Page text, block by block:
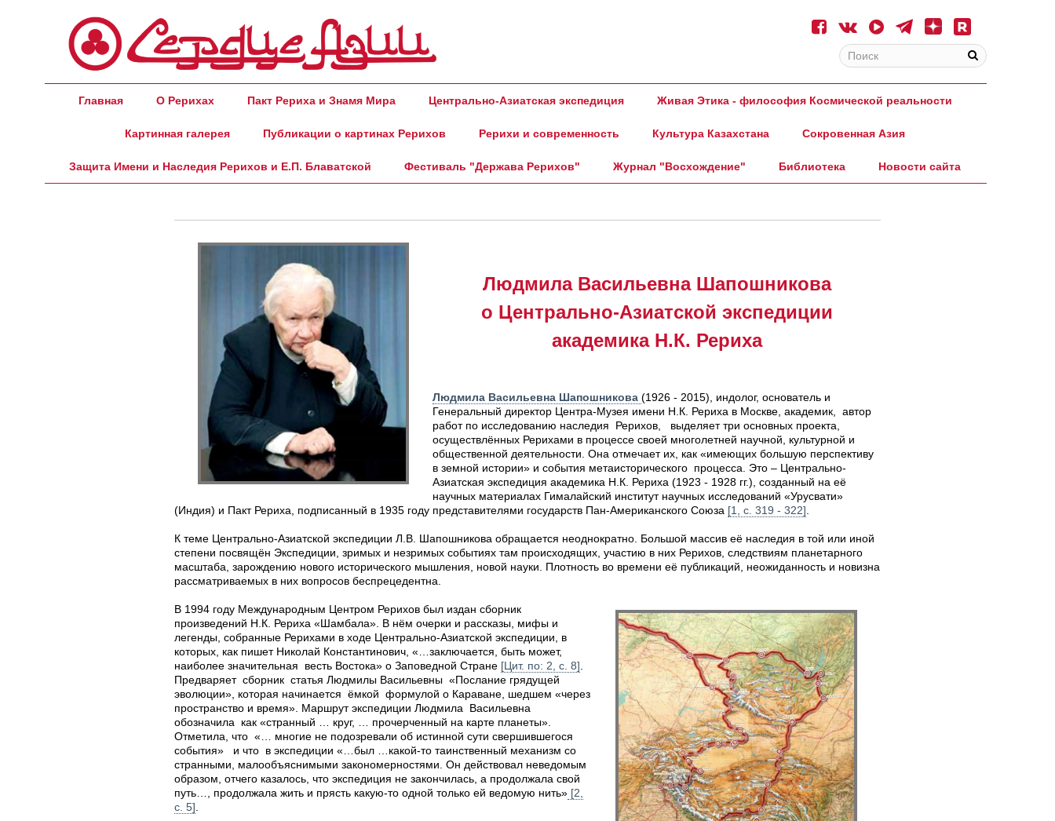
Главная О Рерихах Пакт Рериха и Знамя Мира Центрально-Азиатская экспедиция Живая Этика - философия Космической реальности
Картинная галерея Публикации о картинах Рерихов Рерихи и современность Культура Казахстана Сокровенная Азия
Защита Имени и Наследия Рерихов и Е.П. Блаватской Фестиваль "Держава Рерихов" Журнал "Восхождение" Библиотека Новости сайта
Людмила Васильевна Шапошникова
о Центрально-Азиатской экспедиции
академика Н.К. Рериха
Людмила Васильевна Шапошникова (1926 - 2015), индолог, основатель и
Генеральный директор Центра-Музея имени Н.К. Рериха в Москве, академик, автор
работ по исследованию наследия Рерихов, выделяет три основных проекта,
осуществлённых Рерихами в процессе своей многолетней научной, культурной и
общественной деятельности. Она отмечает их, как «имеющих большую перспективу
в земной истории» и события метаисторического процесса. Это – Центрально-
Азиатская экспедиция академика Н.К. Рериха (1923 - 1928 гг.), созданный на её
научных материалах Гималайский институт научных исследований «Урусвати»
(Индия) и Пакт Рериха, подписанный в 1935 году представителями государств Пан-Американского Союза [1, с. 319 - 322]
К теме Центрально-Азиатской экспедиции Л.В. Шапошникова обращается неоднократно. Большой массив её наследия в той или иной
степени посвящён Экспедиции, зримых и незримых событиях там происходящих, участию в них Рерихов, следствиям планетарного
масштаба, зарождению нового исторического мышления, новой науки. Плотность во времени её публикаций, неожиданность и новизна
рассматриваемых в них вопросов беспрецедентна.
В 1994 году Международным Центром Рерихов был издан сборник
произведений Н.К. Рериха «Шамбала». В нём очерки и рассказы, мифы и
легенды, собранные Рерихами в ходе Центрально-Азиатской экспедиции, в
которых, как пишет Николай Константинович, «…заключается, быть может,
наиболее значительная весть Востока» о Заповедной Стране [Цит. по: 2, с. 8]
Предваряет сборник статья Людмилы Васильевны «Послание грядущей
эволюции», которая начинается ёмкой формулой о Караване, шедшем «через
пространство и время». Маршрут экспедиции Людмила Васильевна
обозначила как «странный … круг, … прочерченный на карте планеты».
Отметила, что «… многие не подозревали об истинной сути свершившегося
события» и что в экспедиции «…был …какой-то таинственный механизм со
странными, малообъяснимыми закономерностями. Он действовал неведомым
образом, отчего казалось, что экспедиция не закончилась, а продолжала свой
путь…, продолжала жить и прясть какую-то одной только ей ведомую нить» [2,
с. 5]